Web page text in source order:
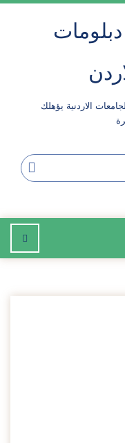
الاردنية يؤهلك
إضغط
للتصفح